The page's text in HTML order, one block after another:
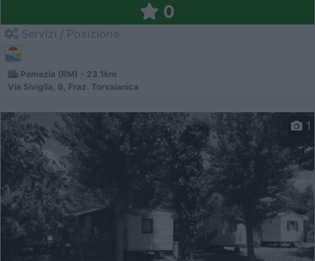
0
Pomezia (RM) - 23.1km
Via Siviglia, 9, Fraz. Torvaianica
1